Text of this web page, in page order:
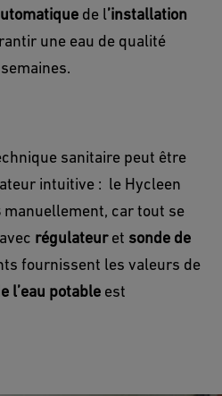
de l’installation
une eau de qualité
sanitaire peut être
intuitive : le Hycleen
manuellement, car tout se
régulateuret sonde de
fournissent les valeurs de
l’eau potable est